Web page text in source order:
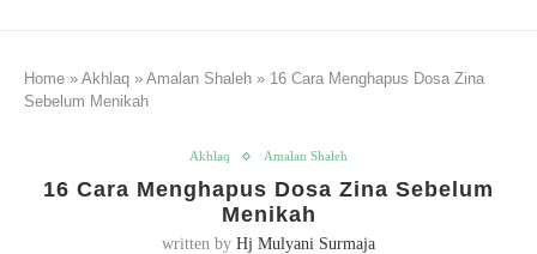
Home » Akhlaq » Amalan Shaleh » 16 Cara Menghapus Dosa Zina
Sebelum Menikah
Akhlaq Amalan Shaleh
16 Cara Menghapus Dosa Zina Sebelum
Menikah
written by Hj Mulyani Surmaja